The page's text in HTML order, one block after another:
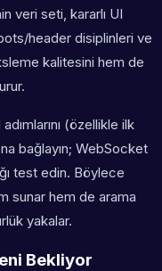
veri seti, kararlı UI
header disiplinleri ve
kalitesini hem de
(özellikle ilk
bağlayın; WebSocket
test edin. Böylece
sunar hem de arama
yakalar.
Bekliyor